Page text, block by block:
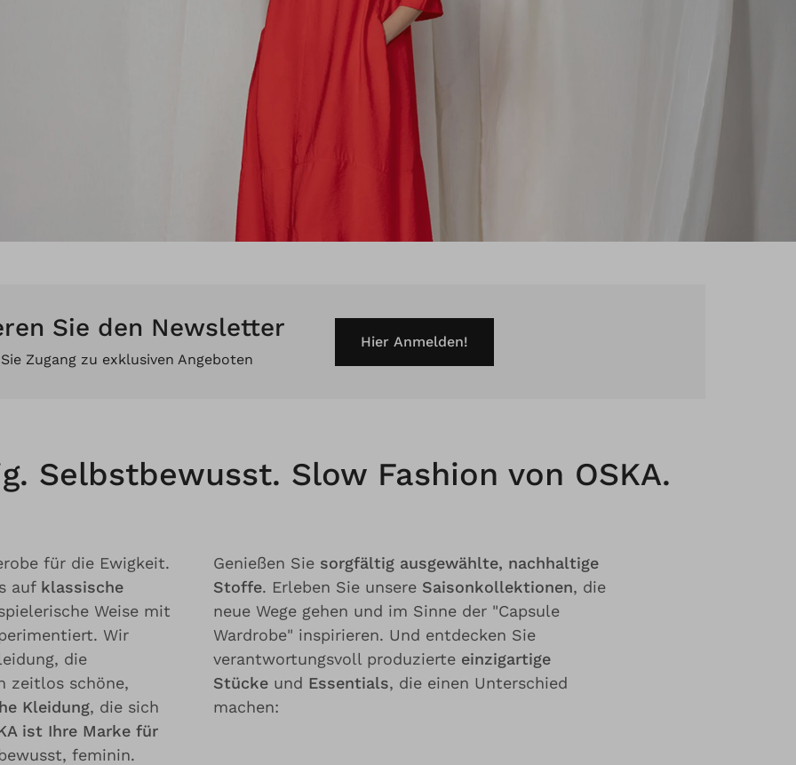
Sie den Newsletter
Zugang zu exklusiven Angeboten
Hier Anmelden!
Selbstbewusst. Slow Fashion von OSKA.
für die Ewigkeit.
auf klassische
Weise mit
Wir
die
zeitlos schöne,
Kleidung, die sich
ist Ihre Marke für
feminin.
Genießen Sie sorgfältig ausgewählte, nachhaltige
Stoffe. Erleben Sie unsere Saisonkollektionen, die
neue Wege gehen und im Sinne der "Capsule
Wardrobe" inspirieren. Und entdecken Sie
verantwortungsvoll produzierte einzigartige
Stücke und Essentials, die einen Unterschied
machen: